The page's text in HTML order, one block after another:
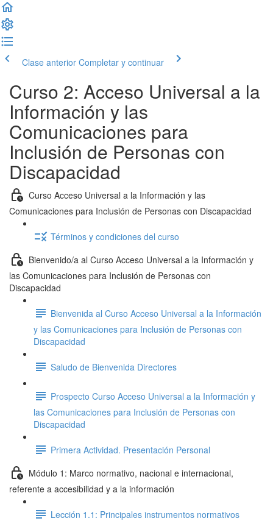
Clase anterior Completar y continuar
Curso 2: Acceso Universal a la
Información y las
Comunicaciones para
Inclusión de Personas con
Discapacidad
Curso Acceso Universal a la Información y las
Comunicaciones para Inclusión de Personas con Discapacidad
Términos y condiciones del curso
Bienvenido/a al Curso Acceso Universal a la Información y
las Comunicaciones para Inclusión de Personas con
Discapacidad
Bienvenida al Curso Acceso Universal a la Información
y las Comunicaciones para Inclusión de Personas con
Discapacidad
Saludo de Bienvenida Directores
Prospecto Curso Acceso Universal a la Información y
las Comunicaciones para Inclusión de Personas con
Discapacidad
Primera Actividad. Presentación Personal
Módulo 1: Marco normativo, nacional e internacional,
referente a accesibilidad y a la información
Lección 1.1: Principales instrumentos normativos